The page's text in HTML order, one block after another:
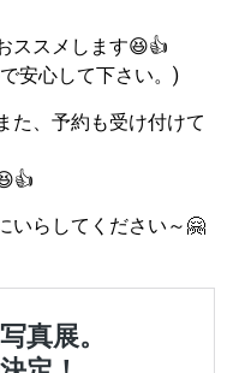
ススメします😆👍
安心して下さい。)
た、予約も受け付けて
いらしてください～🤗